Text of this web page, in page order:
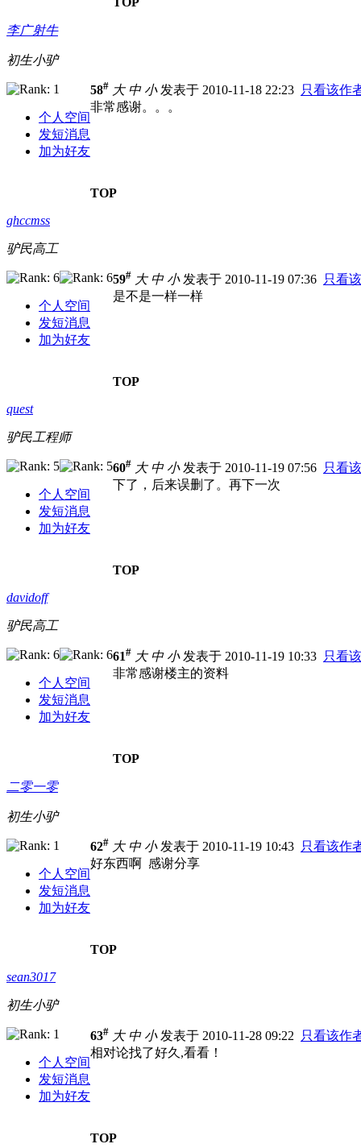
李广射牛
初生小驴
个人空间
发短消息
加为好友
58# 大 中 小发表于 2010-11-18 22:23 只看该作
非常感谢。。。
TOP
ghccmss
驴民高工
个人空间
发短消息
加为好友
59# 大 中 小发表于 2010-11-19 07:36 只看
是不是一样一样
TOP
quest
驴民工程师
个人空间
发短消息
加为好友
60# 大 中 小发表于 2010-11-19 07:56 只看
下了，后来误删了。再下一次
TOP
davidoff
驴民高工
个人空间
发短消息
加为好友
61# 大 中 小发表于 2010-11-19 10:33 只看
非常感谢楼主的资料
TOP
二零一零
初生小驴
个人空间
发短消息
加为好友
62# 大 中 小发表于 2010-11-19 10:43 只看该作
好东西啊 感谢分享
TOP
sean3017
初生小驴
个人空间
发短消息
加为好友
63# 大 中 小发表于 2010-11-28 09:22
只看该作
相对论找了好久,看看！
TOP